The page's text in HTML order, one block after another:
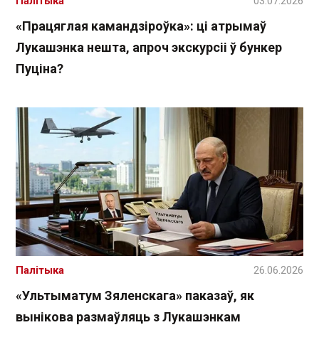
«Працяглая камандзіроўка»: ці атрымаў
Лукашэнка нешта, апроч экскурсіі ў бункер
Пуціна?
«Ультыматум Зяленскага» паказаў, як
вынікова размаўляць з Лукашэнкам
Палітыка 26.06.2026